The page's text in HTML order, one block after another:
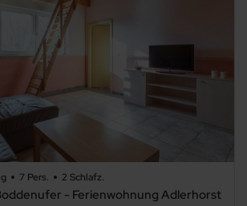
7 Pers. 2 Schlafz.
- Ferienwohnung Adlerhorst